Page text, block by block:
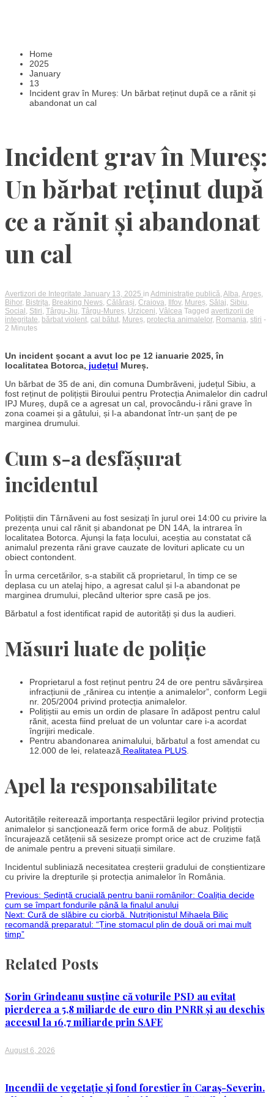
Home
2025
January
13
Incident grav în Mureș: Un bărbat reținut după ce a rănit și
abandonat un cal
Incident grav în Mureș:
Un bărbat reținut după
ce a rănit și abandonat
un cal
Avertizori de Integritate January 13, 2025 in Administrație publică, Alba, Argeș,
Bihor, Bistrița, Breaking News, Călărași, Craiova, Ilfov, Mureș, Sălaj, Sibiu,
Social , Stiri, Târgu-Jiu, Târgu-Mureș, Urziceni, Vâlcea Tagged avertizorii de
integritate, bărbat violent, cal bătut, Mureș, protecția animalelor, Romania, stiri -
2 Minutes
Un incident șocant a avut loc pe 12 ianuarie 2025, în
localitatea Botorca, județul Mureș.
Un bărbat de 35 de ani, din comuna Dumbrăveni, județul Sibiu, a
fost reținut de polițiștii Biroului pentru Protecția Animalelor din cadrul
IPJ Mureș, după ce a agresat un cal, provocându-i răni grave în
zona coamei și a gâtului, și l-a abandonat într-un șanț de pe
marginea drumului.
Cum s-a desfășurat
incidentul
Polițiștii din Târnăveni au fost sesizați în jurul orei 14:00 cu privire la
prezența unui cal rănit și abandonat pe DN 14A, la intrarea în
localitatea Botorca. Ajunși la fața locului, aceștia au constatat că
animalul prezenta răni grave cauzate de lovituri aplicate cu un
obiect contondent.
În urma cercetărilor, s-a stabilit că proprietarul, în timp ce se
deplasa cu un atelaj hipo, a agresat calul și l-a abandonat pe
marginea drumului, plecând ulterior spre casă pe jos.
Bărbatul a fost identificat rapid de autorități și dus la audieri.
Măsuri luate de poliție
Proprietarul a fost reținut pentru 24 de ore pentru săvârșirea
infracțiunii de „rănirea cu intenție a animalelor”, conform Legii
nr. 205/2004 privind protecția animalelor.
Polițiștii au emis un ordin de plasare în adăpost pentru calul
rănit, acesta fiind preluat de un voluntar care i-a acordat
îngrijiri medicale.
Pentru abandonarea animalului, bărbatul a fost amendat cu
12.000 de lei, relatează Realitatea PLUS.
Apel la responsabilitate
Autoritățile reiterează importanța respectării legilor privind protecția
animalelor și sancționează ferm orice formă de abuz. Polițiștii
încurajează cetățenii să sesizeze prompt orice act de cruzime față
de animale pentru a preveni situații similare.
Incidentul subliniază necesitatea creșterii gradului de conștientizare
cu privire la drepturile și protecția animalelor în România.
Post
navigation
Previous: Ședință crucială pentru banii românilor: Coaliția decide
cum se împart fondurile până la finalul anului
Next: Cură de slăbire cu ciorbă. Nutriționistul Mihaela Bilic
recomandă preparatul: “Ține stomacul plin de două ori mai mult
timp”
Related Posts
Sorin Grindeanu susține că voturile PSD au evitat
pierderea a 5,8 miliarde de euro din PNRR și au deschis
accesul la 16,7 miliarde prin SAFE
August 6, 2026
Incendii de vegetație și fond forestier în Caraș-Severin.